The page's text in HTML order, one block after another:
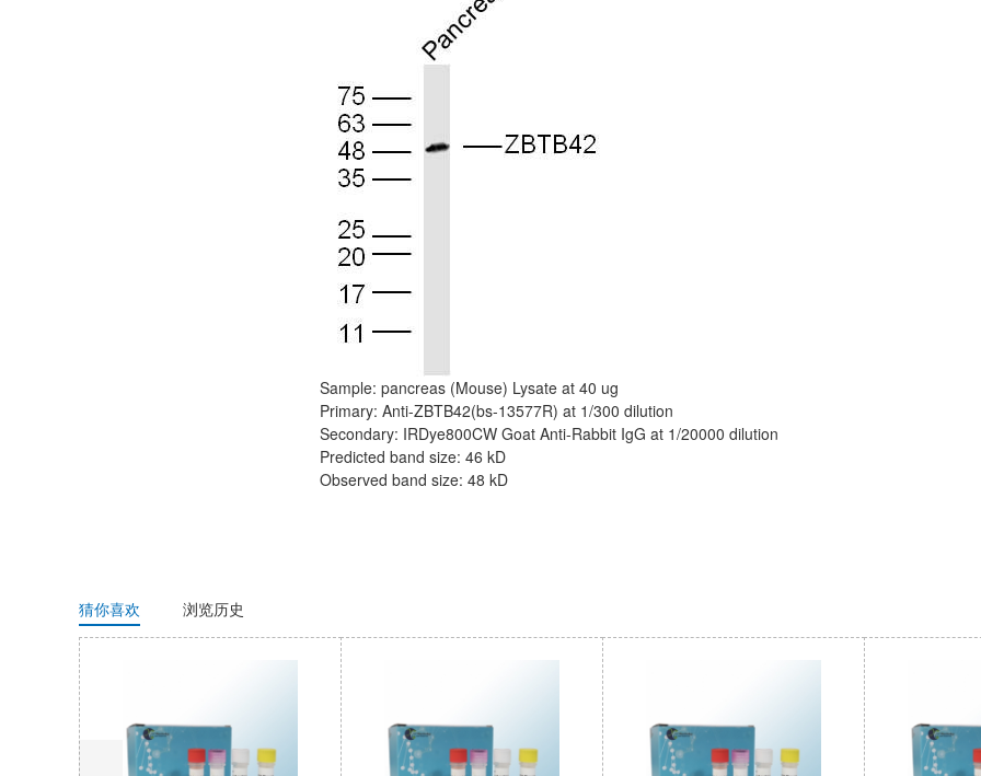
Sample: pancreas (Mouse) Lysate at 40 ug
Primary: Anti-ZBTB42(bs-13577R) at 1/300 dilution
Secondary: IRDye800CW Goat Anti-Rabbit IgG at 1/20000 dilution
Predicted band size: 46 kD
Observed band size: 48 kD
猜你喜欢 浏览历史